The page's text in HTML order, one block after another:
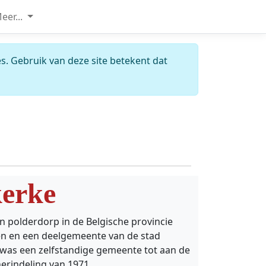
Gebruik van deze site betekent dat
polderdorp in de Belgische provincie
en een deelgemeente van de stad
een zelfstandige gemeente tot aan de